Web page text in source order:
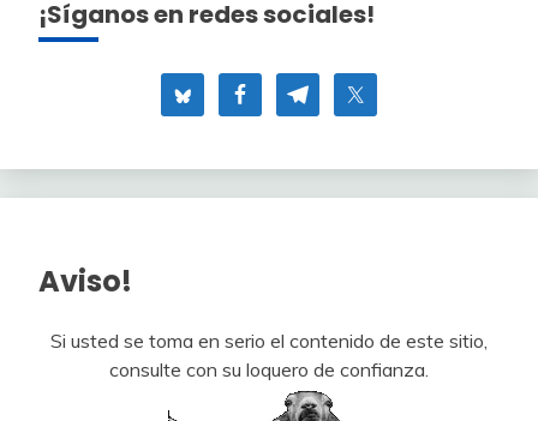
¡Síganos en redes sociales!
Aviso!
Si usted se toma en serio el contenido de este sitio,
consulte con su loquero de confianza.